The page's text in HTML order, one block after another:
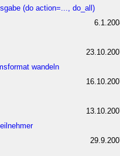
(do action=..., do_all)
wandeln